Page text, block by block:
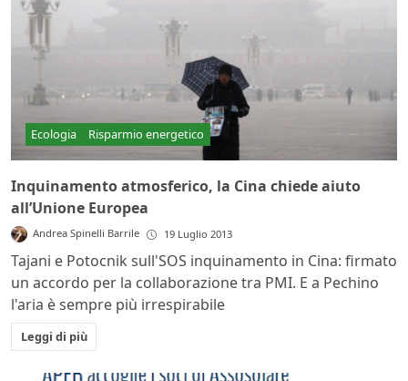
Ecologia Risparmio energetico
Inquinamento atmosferico, la Cina chiede aiuto
all’Unione Europea
Andrea Spinelli Barrile 19 Luglio 2013
Tajani e Potocnik sull'SOS inquinamento in Cina: firmato
un accordo per la collaborazione tra PMI. E a Pechino
l'aria è sempre più irrespirabile
Leggi di più